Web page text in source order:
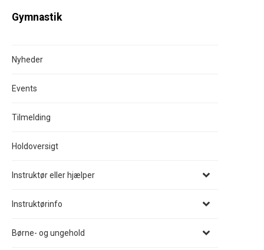
Gymnastik
Nyheder
Events
Tilmelding
Holdoversigt
Instruktør eller hjælper
Instruktørinfo
Børne- og ungehold